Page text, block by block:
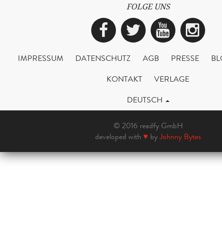
FOLGE UNS
Facebook
Twitter
IMPRESSUM DATENSCHUTZ AGB PRESSE
KONTAKT
VERLAGE
DEUTSCH
© 2016 readfy GmbH
developed with ♥ byJohnny Bytes